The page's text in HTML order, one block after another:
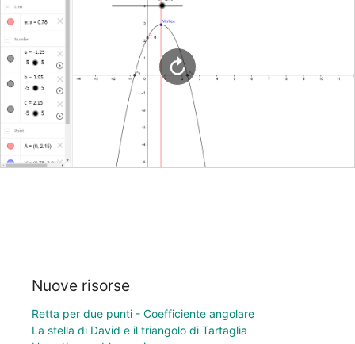
Accedi
Nuove risorse
Retta per due punti - Coefficiente angolare
La stella di David e il triangolo di Tartaglia